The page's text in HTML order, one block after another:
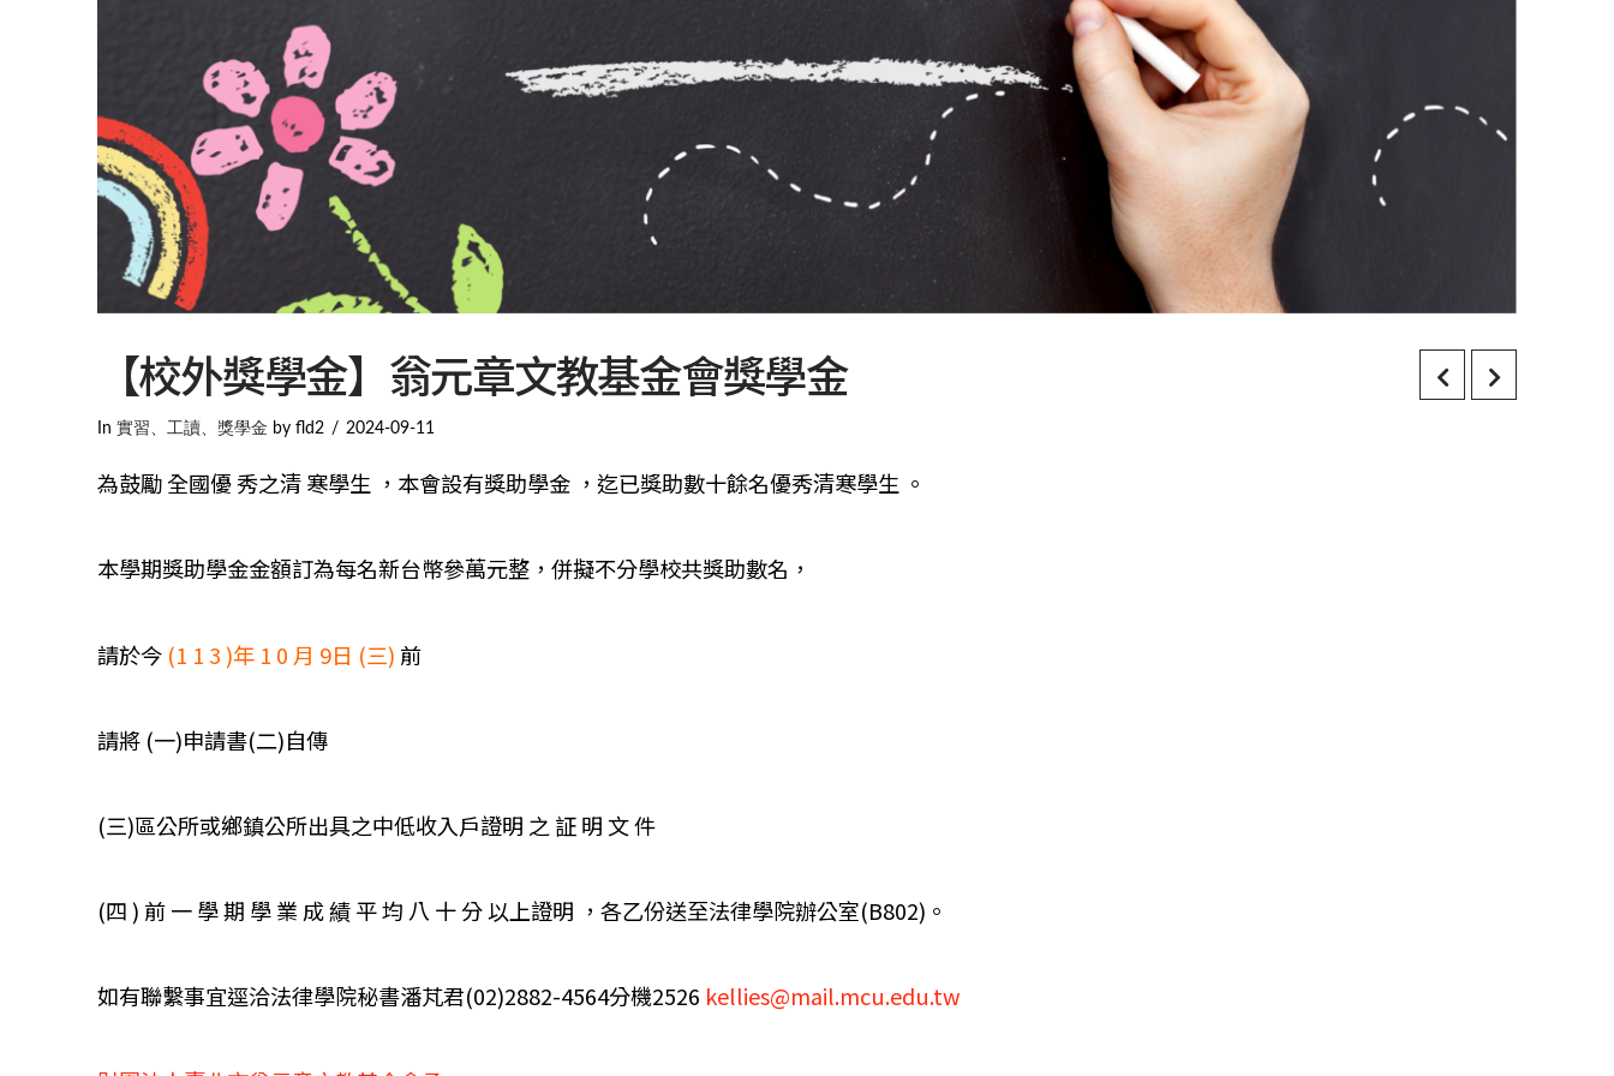
【校外獎學金】翁元章文教基金會獎學金
In 實習、工讀、獎學金 by fld2 2024-09-11
為鼓勵 全國優 秀之清 寒學生 ，本會設有獎助學金 ，迄已獎助數十餘名優秀清寒學生 。
本學期獎助學金金額訂為每名新台幣參萬元整，併擬不分學校共獎助數名，
請於今 (1 1 3 )年 1 0 月 9日 (三) 前
請將 (一)申請書(二)自傳
(三)區公所或鄉鎮公所出具之中低收入戶證明 之 証 明 文 件
(四 ) 前 一 學 期 學 業 成 績 平 均 八 十 分 以上證明 ，各乙份送至法律學院辦公室(B802)。
如有聯繫事宜逕洽法律學院秘書潘芃君(02)2882-4564分機2526 kellies@mail.mcu.edu.tw